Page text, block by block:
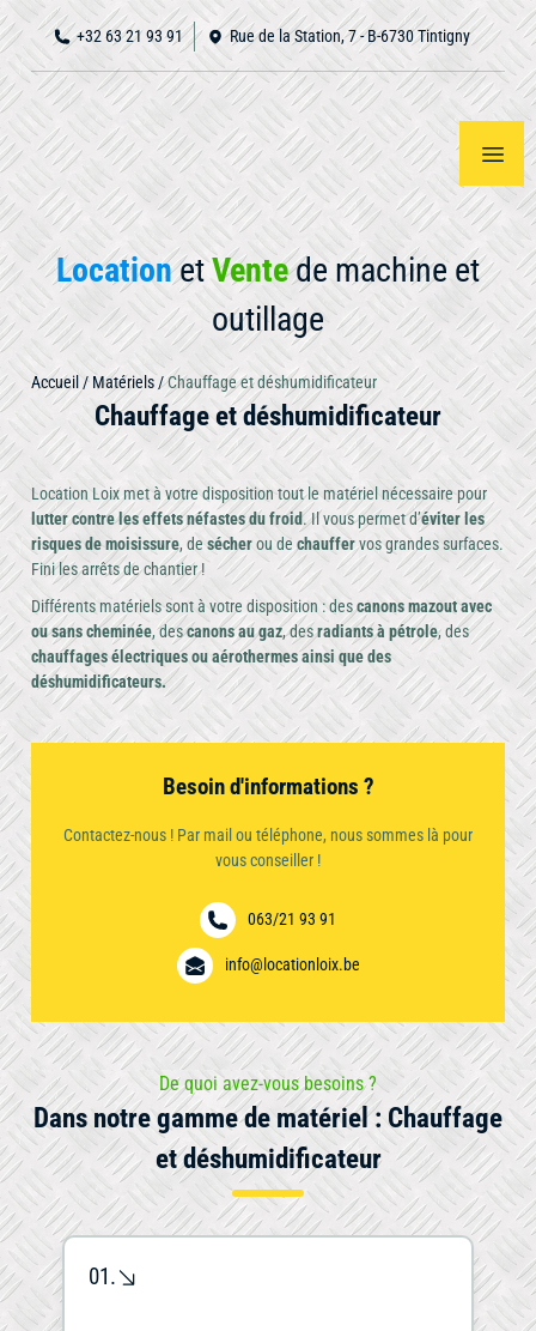
+32 63 21 93 91 Rue de la Station, 7 - B-6730 Tintigny
LocationetVentede machine et
outillage
Accueil
propos
Nous
contacter
Notre
matériel
Voir
tout
OccasionCompactageCompresseur
Divers
Élévateur
nacelle
et
échafaudage
Groupe
Jardin de
carottage
de
nettoyage
Mini-
pelle
Outillage
Outils
de
Accueil /Matériels /Chauffage et déshumidificateur
Chauffage et déshumidificateur
Location Loix met à votre disposition tout le matériel nécessaire pour
lutter contre les effets néfastes du froid. Il vous permet d’éviter les
risques de moisissure, de sécherou de chauffervos grandes surfaces.
Fini les arrêts de chantier !
Différents matériels sont à votre disposition : descanons mazout avec
ou sans cheminée, descanons au gaz, desradiants à pétrole, des
chauffages électriques ou aérothermes ainsi que des
déshumidificateurs.
Besoin d'informations ?
Contactez-nous ! Par mail ou téléphone, nous sommes là pour
vous conseiller !
063/21 93 91
info@locationloix.be
De quoi avez-vous besoins ?
Dans notre gamme de matériel : Chauffage
et déshumidificateur
01.